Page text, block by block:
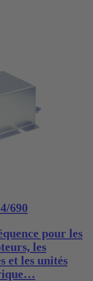
690
pour les
les
et les unités